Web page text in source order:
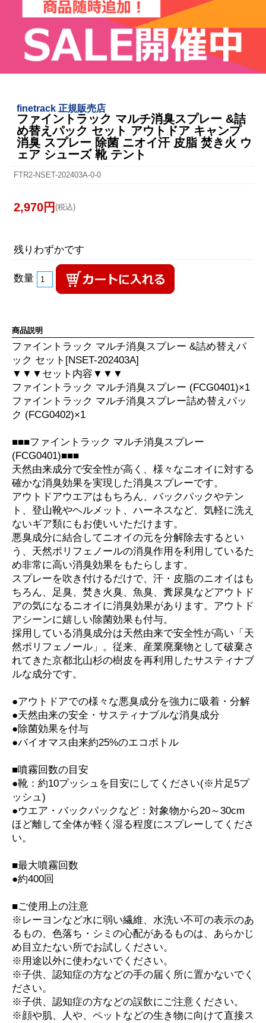
finetrack 正規販売店
ファイントラック マルチ消臭スプレー &詰
め替えパック セット アウトドア キャンプ
消臭 スプレー 除菌 ニオイ汗 皮脂 焚き火 ウ
ェア シューズ 靴 テント
FTR2-NSET-202403A-0-0
2,970円 (税込)
残りわずかです
数量
商品説明
ファイントラック マルチ消臭スプレー &詰め替えパ
ック セット[NSET-202403A]
▼▼▼セット内容▼▼▼
ファイントラック マルチ消臭スプレー (FCG0401)×1
ファイントラック マルチ消臭スプレー詰め替えパッ
ク (FCG0402)×1
■■■ファイントラック マルチ消臭スプレー
(FCG0401)■■■
天然由来成分で安全性が高く、様々なニオイに対する
確かな消臭効果を実現した消臭スプレーです。
アウトドアウエアはもちろん、バックパックやテン
ト、登山靴やヘルメット、ハーネスなど、気軽に洗え
ないギア類にもお使いいただけます。
悪臭成分に結合してニオイの元を分解除去するとい
う、天然ポリフェノールの消臭作用を利用しているた
め非常に高い消臭効果をもたらします。
スプレーを吹き付けるだけで、汗・皮脂のニオイはも
ちろん、足臭、焚き火臭、魚臭、糞尿臭などアウトド
アの気になるニオイに消臭効果があります。アウトド
アシーンに嬉しい除菌効果も付与。
採用している消臭成分は天然由来で安全性が高い「天
然ポリフェノール」。従来、産業廃棄物として破棄さ
れてきた京都北山杉の樹皮を再利用したサスティナブ
ルな成分です。
●アウトドアでの様々な悪臭成分を強力に吸着・分解
●天然由来の安全・サスティナブルな消臭成分
●除菌効果を付与
●バイオマス由来約25%のエコボトル
■噴霧回数の目安
●靴：約10プッシュを目安にしてください(※片足5プ
ッシュ)
●ウエア・バックパックなど：対象物から20～30cm
ほど離して全体が軽く湿る程度にスプレーしてくださ
い。
■最大噴霧回数
●約400回
■ご使用上の注意
※レーヨンなど水に弱い繊維、水洗い不可の表示のあ
るもの、色落ち・シミの心配があるものは、あらかじ
め目立たない所でお試しください。
※用途以外に使わないでください。
※子供、認知症の方などの手の届く所に置かないでく
ださい。
※子供、認知症の方などの誤飲にご注意ください。
※顔や肌、人や、ペットなどの生き物に向けて直接ス